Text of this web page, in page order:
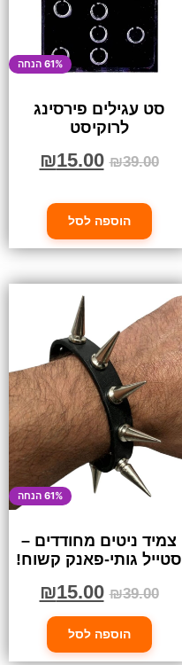
61% הנחה
סט עגילים פירסינג
לרוקיסט
₪39.00
₪15.00
הוספה לסל
61% הנחה
צמיד ניטים מחודדים –
סטייל גותי-פאנק קשוח!
₪39.00
₪15.00
הוספה לסל